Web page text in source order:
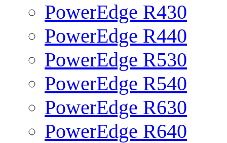
PowerEdge R430
PowerEdge R440
PowerEdge R530
PowerEdge R540
PowerEdge R630
PowerEdge R640